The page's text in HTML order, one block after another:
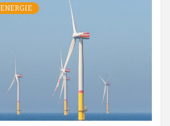
ENERGIE